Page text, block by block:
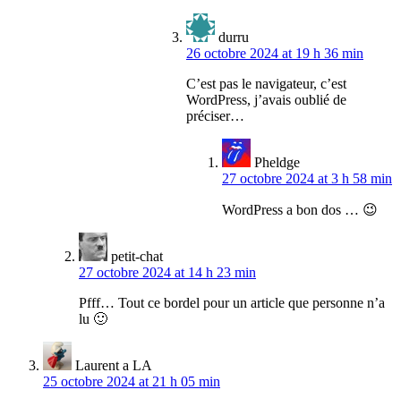
durru
26 octobre 2024 at 19 h 36 min
C’est pas le navigateur, c’est
WordPress, j’avais oublié de
préciser…
Pheldge
27 octobre 2024 at 3 h 58 min
WordPress a bon dos … 😉
petit-chat
27 octobre 2024 at 14 h 23 min
Pfff… Tout ce bordel pour un article que personne n’a
lu 🙂
Laurent a LA
25 octobre 2024 at 21 h 05 min